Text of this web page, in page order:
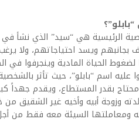
فالشخصية الرئيسية هي “سيد” الذي
بجانبهم ويسد احتياجاتهم، ولا
الحياة المادية وينجرفوا في
عليه اسم “بابلو”، حيث تأثر
بقدر المستطاع، ويقدم جهداً
وزوجة أبيه وأخيه غير الشقيق
له ومعاملتها السيئة معه فقط من